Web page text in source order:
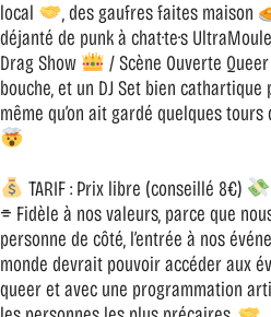
local
, des gaufres faites maison
déjanté de punk à chat·te·s UltraMoule
Drag Show
/ Scène Ouverte Queer
bouche, et un DJ Set bien
même qu’on ait gardé quelques tours
TARIF : Prix libre (conseillé 8€)
⌯ Fidèle à nos valeurs, parce que
personne de côté, l’entrée à nos
monde devrait pouvoir accéder aux
queer et avec une programmation